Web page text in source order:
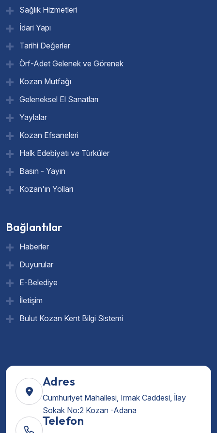
Sağlık Hizmetleri
İdari Yapı
Tarihi Değerler
Örf-Adet Gelenek ve Görenek
Kozan Mutfağı
Geleneksel El Sanatları
Yaylalar
Kozan Efsaneleri
Halk Edebiyatı ve Türküler
Basın - Yayın
Kozan'ın Yolları
Bağlantılar
Haberler
Duyurular
E-Belediye
İletişim
Bulut Kozan Kent Bilgi Sistemi
Adres
Cumhuriyet Mahallesi, Irmak Caddesi, İlay
Sokak No:2 Kozan -Adana
Telefon